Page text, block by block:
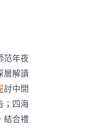
范年夜
層解讀
討中間
；四海
結合禮